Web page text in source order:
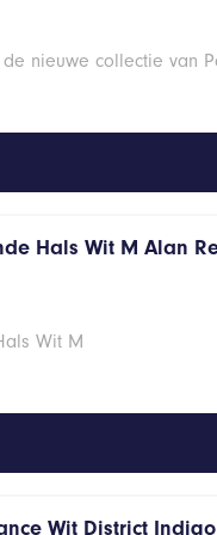
nieuwe collectie van
Hals Wit M Alan
Wit M
Wit District Indigo